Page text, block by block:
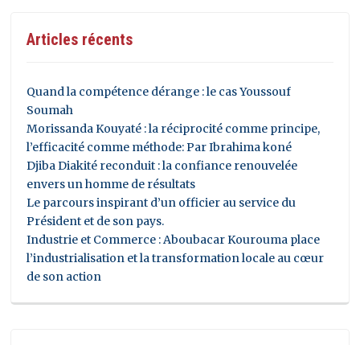
Articles récents
Quand la compétence dérange : le cas Youssouf
Soumah
Morissanda Kouyaté : la réciprocité comme principe,
l’efficacité comme méthode: Par Ibrahima koné
Djiba Diakité reconduit : la confiance renouvelée
envers un homme de résultats
Le parcours inspirant d’un officier au service du
Président et de son pays.
Industrie et Commerce : Aboubacar Kourouma place
l’industrialisation et la transformation locale au cœur
de son action